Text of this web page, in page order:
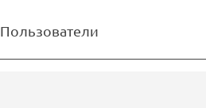
Пользователи